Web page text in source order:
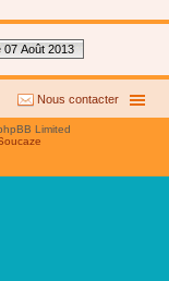
07 Août 2013
Nous contacter
Limited